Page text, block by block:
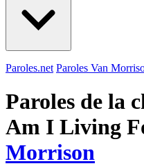
Paroles.net Paroles Van
Paroles de la
Am I Living
Morrison